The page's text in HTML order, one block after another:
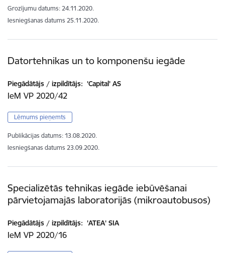
Grozījumu datums: 24.11.2020.
Iesniegšanas datums 25.11.2020.
Datortehnikas un to komponenšu iegāde
Piegādātājs / izpildītājs: 'Capital' AS
IeM VP 2020/42
Lēmums pieņemts
Publikācijas datums: 13.08.2020.
Iesniegšanas datums 23.09.2020.
Specializētās tehnikas iegāde iebūvēšanai
pārvietojamajās laboratorijās (mikroautobusos)
Piegādātājs / izpildītājs: 'ATEA' SIA
IeM VP 2020/16